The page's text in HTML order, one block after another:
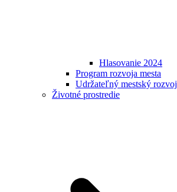
Hlasovanie 2024
Program rozvoja mesta
Udržateľný mestský rozvoj
Životné prostredie